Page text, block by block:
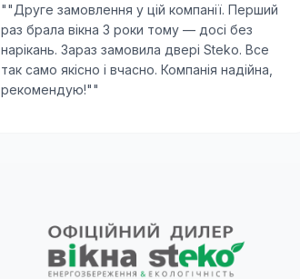
""Друге замовлення у цій компанії. Перший
раз брала вікна 3 роки тому — досі без
нарікань. Зараз замовила двері Steko. Все
так само якісно і вчасно. Компанія надійна,
рекомендую!""